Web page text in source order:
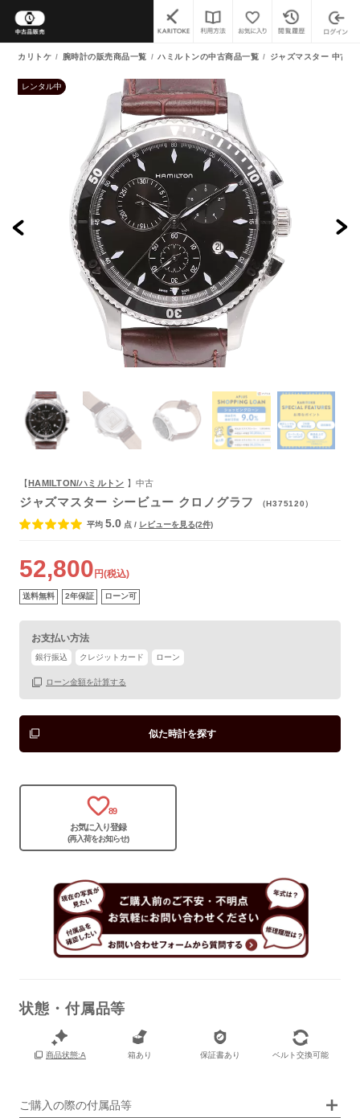
カリトケ 腕時計の販売商品一覧 ハミルトンの中古商品一覧 ジャズマスター 中古商
レンタル中
【 HAMILTON/ハミルトン 】中古
ジャズマスター シービュー クロノグラフ （H375120）
平均 5.0 点 / レビューを見る(2件)
52,800 円(税込)
送料無料 2年保証 ローン可
お支払い方法
銀行振込 クレジットカード ローン
ローン金額を計算する
似た時計を探す
89
お気に入り登録
(再入荷をお知らせ)
状態・付属品等
商品状態:A 箱あり 保証書あり ベルト交換可能
ご購入の際の付属品等
よくあるご質問